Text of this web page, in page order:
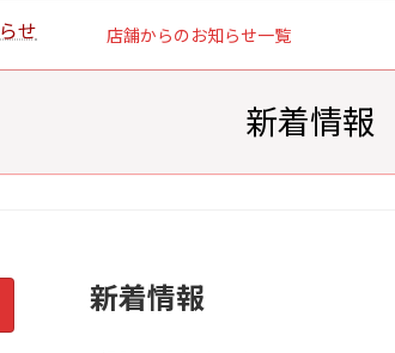
せ 店舗からのお知らせ一覧
新着情報
新着情報